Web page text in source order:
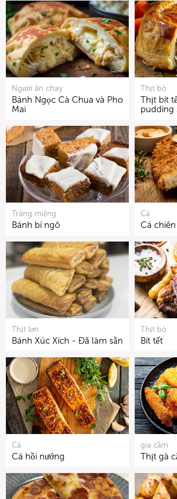
Người ăn chay
Bánh Ngọc Cà Chua và Pho
Mai
Thịt bò
Thịt bít
pudding
Tráng miệng
Bánh bí ngô
Cá
Cá
Thịt lợn
Bánh Xúc Xích - Đã làm sẵn
Thịt bò
Bít tết
Cá
Cá hồi nướng
gia cầm
Thịt gà